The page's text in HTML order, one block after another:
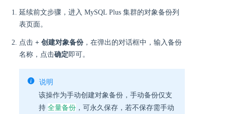
延续前文步骤，进入 MySQL Plus 集群的对象备份列
表页面。
点击 + 创建对象备份，在弹出的对话框中，输入备份
名称，点击确定即可。
说明
该操作为手动创建对象备份，手动备份仅支
持 全量备份 ，可永久保存，若不保存需手动